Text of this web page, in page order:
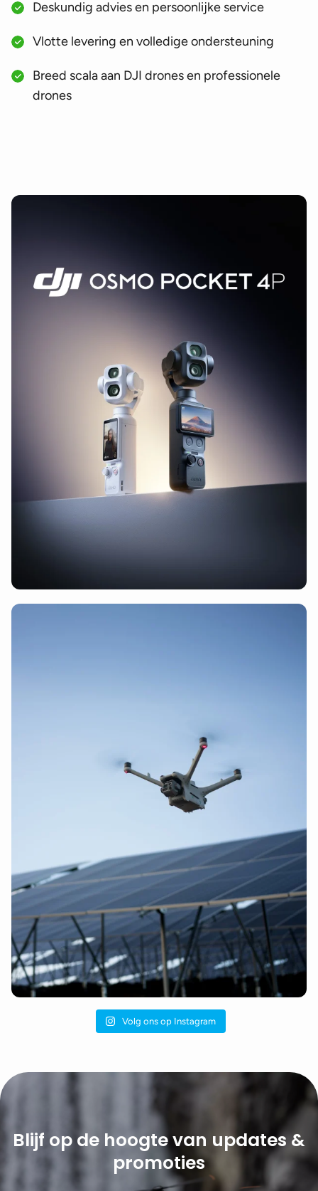
Deskundig advies en persoonlijke service
Vlotte levering en volledige ondersteuning
Breed scala aan DJI drones en professionele
drones
Volg ons op Instagram
Blijf op de hoogte van updates &
promoties